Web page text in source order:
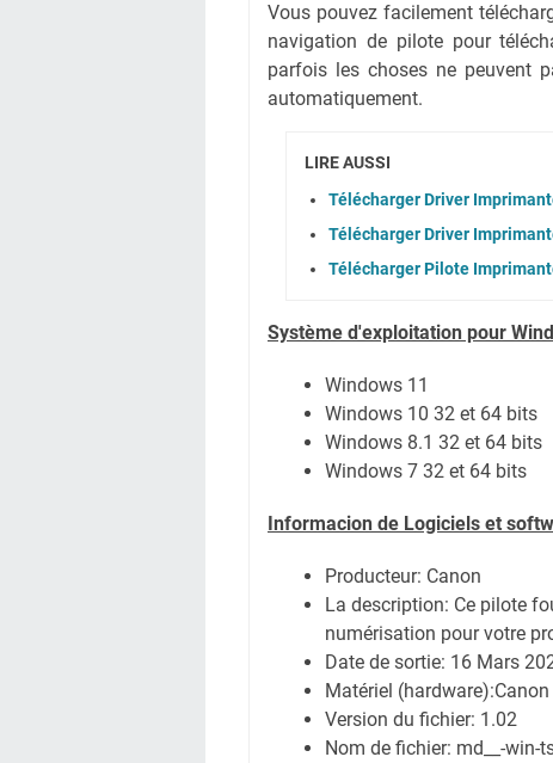
Vous pouvez facilement
navigation de pilote pour
parfois les choses ne peuvent
automatiquement.
LIRE AUSSI
Télécharger Driver
Télécharger Driver
Télécharger Pilote
Système d'exploitation pour
Windows 11
Windows 10 32 et 64 bits
Windows 8.1 32 et 64 bits
Windows 7 32 et 64 bits
Informacion de Logiciels et
Producteur: Canon
La description: Ce pilote
numérisation pour votre
Date de sortie: 16 Mars
Matériel
Version du fichier: 1.02
Nom de fichier: md__-win-